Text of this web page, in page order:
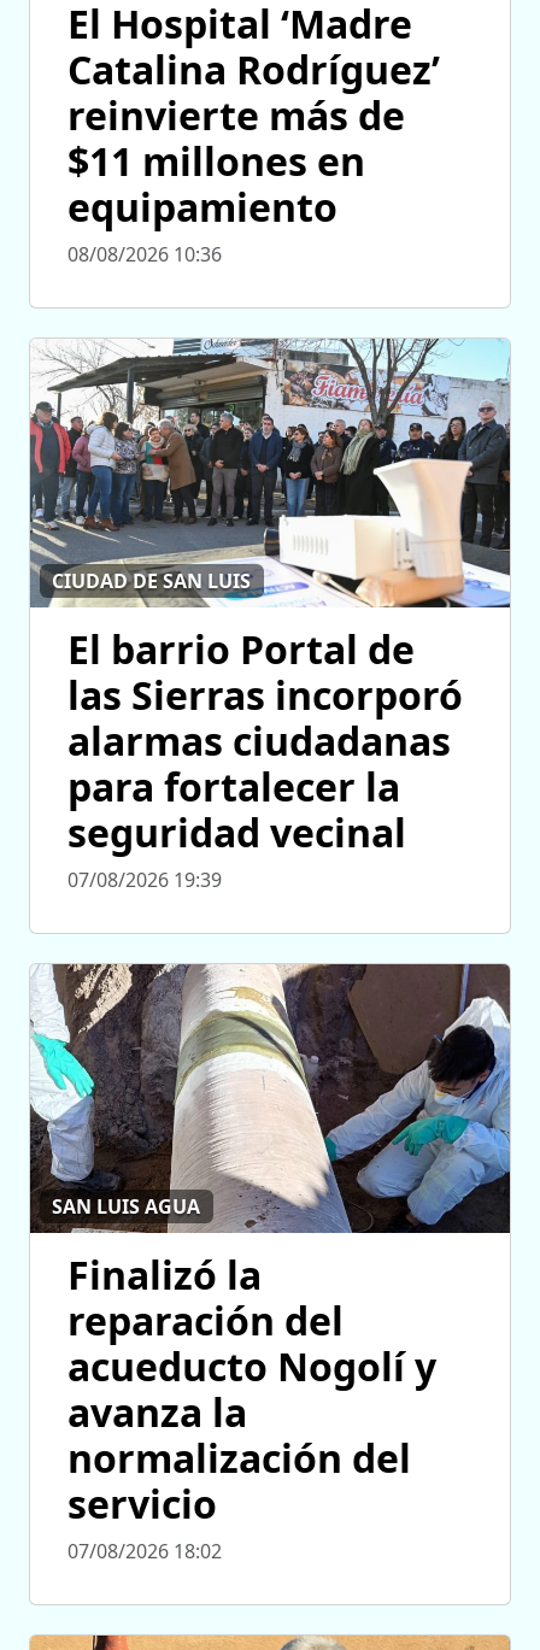
El Hospital ‘Madre
Catalina Rodríguez’
reinvierte más de
$11 millones en
equipamiento
08/08/2026 10:36
CIUDAD DE SAN LUIS
El barrio Portal de
las Sierras incorporó
alarmas ciudadanas
para fortalecer la
seguridad vecinal
07/08/2026 19:39
SAN LUIS AGUA
Finalizó la
reparación del
acueducto Nogolí y
avanza la
normalización del
servicio
07/08/2026 18:02